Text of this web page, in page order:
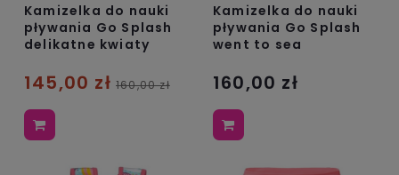
Kamizelka do nauki
pływania Go Splash
delikatne kwiaty
145,00 zł 160,00 zł
Kamizelka do nauki
pływania Go Splash
went to sea
160,00 zł